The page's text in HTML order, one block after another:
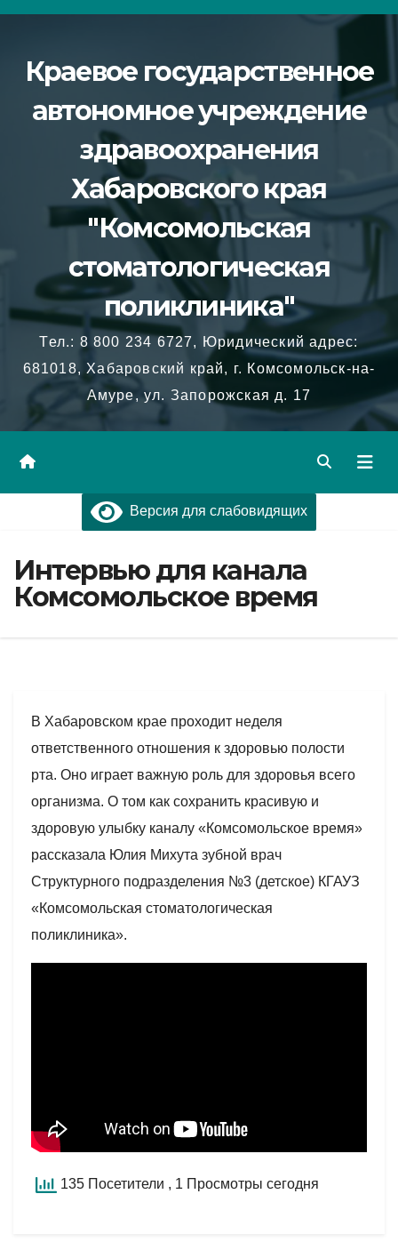
Перейти
содержимому
Краевое государственное
автономное учреждение
здравоохранения
Хабаровского края
"Комсомольская
стоматологическая
поликлиника"
Тел.: 8 800 234 6727, Юридический адрес:
681018, Хабаровский край, г. Комсомольск-на-
Амуре, ул. Запорожская д. 17
Версия для слабовидящих
Интервью для канала
Комсомольское время
В Хабаровском крае проходит неделя
ответственного отношения к здоровью полости
рта. Оно играет важную роль для здоровья всего
организма. О том как сохранить красивую и
здоровую улыбку каналу «Комсомольское время»
рассказала Юлия Михута зубной врач
Структурного подразделения №3 (детское) КГАУЗ
«Комсомольская стоматологическая
поликлиника».
135 Посетители , 1 Просмотры сегодня